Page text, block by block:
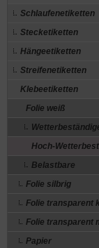
Schlaufenetiketten
Stecketiketten
Hängeetiketten
Streifenetiketten
Klebeetiketten
Folie weiß
Hoch-
Belastbare
Folie silbrig
Folie transparent
Folie transparent
Papier